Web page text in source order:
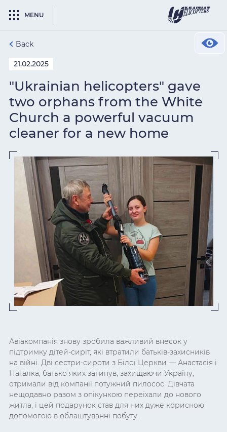
MENU
Back
21.02.2025
"Ukrainian helicopters" gave
two orphans from the White
Church a powerful vacuum
cleaner for a new home
Авіакомпанія знову зробила важливий внесок у
підтримку дітей-сиріт, які втратили батьків-захисників
на війні. Дві сестри-сироти з Білої Церкви — Анастасія і
Наталка, батько яких загинув, захищаючи Україну,
отримали від компанії потужний пилосос. Дівчата
нещодавно разом з опікункою переїхали до нового
житла, і цей подарунок став для них дуже корисною
допомогою в облаштуванні побуту.